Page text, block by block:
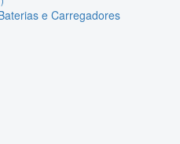
e Carregadores